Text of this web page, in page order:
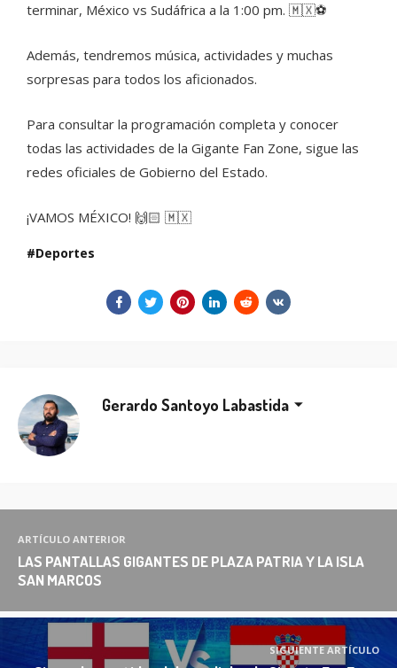
terminar, México vs Sudáfrica a la 1:00 pm. 🇲🇽⚽️
Además, tendremos música, actividades y muchas
sorpresas para todos los aficionados.
Para consultar la programación completa y conocer
todas las actividades de la Gigante Fan Zone, sigue las
redes oficiales de Gobierno del Estado.
¡VAMOS MÉXICO! 🙌🏻 🇲🇽
Deportes
Gerardo Santoyo Labastida
ARTÍCULO ANTERIOR
LAS PANTALLAS GIGANTES DE PLAZA PATRIA Y LA ISLA
SAN MARCOS
SIGUIENTE ARTÍCULO